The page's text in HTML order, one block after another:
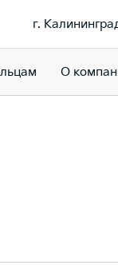
г.
О